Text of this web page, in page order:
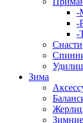
-
-
-
Снасти
Зима